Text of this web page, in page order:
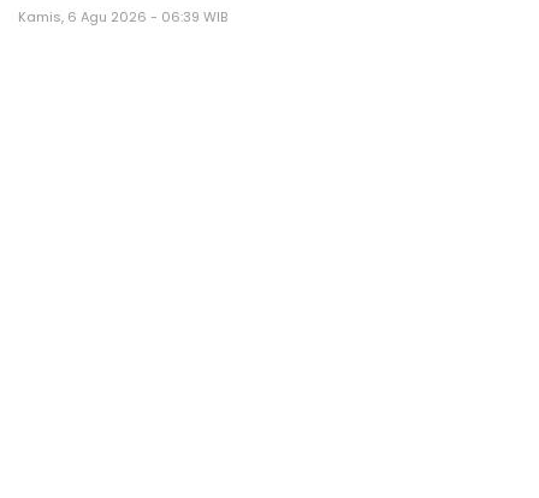
Kamis, 6 Agu 2026 - 06:39 WIB